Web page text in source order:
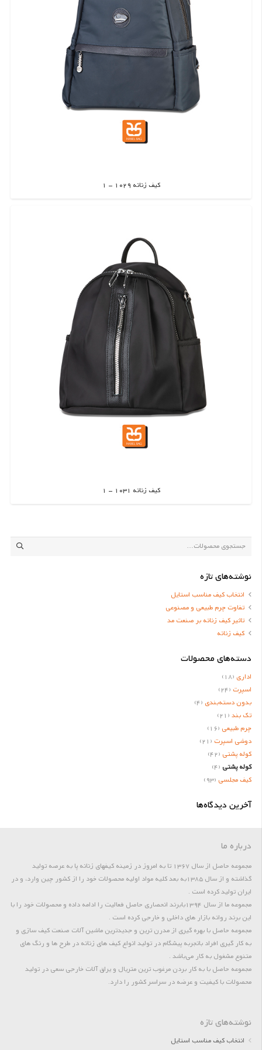
جستجو
نوشته‌های تازه
انتخاب کیف مناسب استایل
تفاوت چرم طبیعی و مصنوعی
تاثیر کیف زنانه بر صنعت مد
کیف زنانه
دسته‌های محصولات
اداری (18)
اسپرت (24)
بدون دسته‌بندی (4)
تک بند (21)
چرم طبیعی (16)
دوشی اسپرت (21)
کوله پشتی (42)
کوله پشتی (4)
کیف مجلسی (93)
آخرین دیدگاه‌ها
کیف زنانه 1029 – 1
اطلاعات بیشتر
کیف زنانه 1031 – 1
اطلاعات بیشتر
درباره ما
مجموعه حاصل از سال 1367 تا به امروز در زمینه کیفهای زنانه پا به عرصه تولید
گذاشته و از سال 1385به بعد کلیه مواد اولیه محصولات خود را از کشور چین وارد، و در
ایران تولید کرده است .
مجموعه ما از سال 1394بابرند انحصاری حاصل فعالیت را ادامه داده و محصولات خود را با
این برند روانه بازار های داخلی و خارجی کرده است .
مجموعه حاصل با بهره گیری از مدرن ترین و جدیدترین ماشین آلات صنعت کیف سازی و
به کار گیری افراد باتجربه پیشگام در تولید انواع کیف های زنانه در طرح ها و رنگ های
متنوع مشغول به کار می‌باشد .
مجموعه حاصل با به کار بردن مرغوب ترین متریال و یراق آلات خارجی سعی در تولید
محصولات با کیفیت و عرضه در سراسر کشور را دارد.
نوشته‌های تازه
انتخاب کیف مناسب استایل